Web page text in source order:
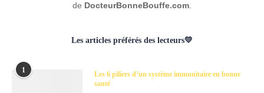
de DocteurBonneBouffe.com
Les articles préférés des lecteurs💛
1
Les 6 piliers d’un système immunitaire en bonne
santé